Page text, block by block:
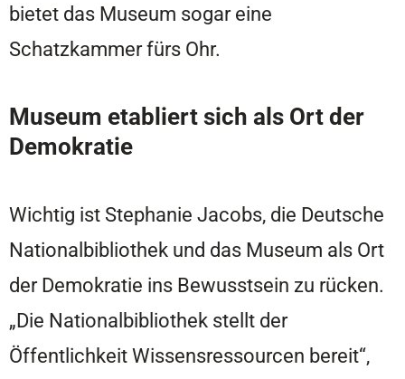
bietet das Museum sogar eine
Schatzkammer fürs Ohr.
Museum etabliert sich als Ort der
Demokratie
Wichtig ist Stephanie Jacobs, die Deutsche
Nationalbibliothek und das Museum als Ort
der Demokratie ins Bewusstsein zu rücken.
„Die Nationalbibliothek stellt der
Öffentlichkeit Wissensressourcen bereit“,